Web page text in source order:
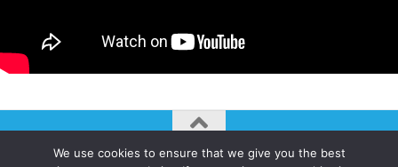
We use cookies to ensure that we give you the best